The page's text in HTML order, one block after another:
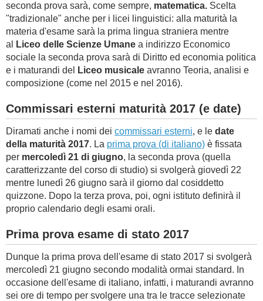
seconda prova sarà, come sempre, matematica. Scelta
"tradizionale" anche per i licei linguistici: alla maturità la
materia d'esame sarà la prima lingua straniera mentre
al
Liceo delle Scienze Umane a indirizzo Economico
sociale la seconda prova sarà di Diritto ed economia politica
e i maturandi del
Liceo musicale avranno Teoria, analisi e
composizione (come nel 2015 e nel 2016).
Commissari esterni maturità 2017 (e date)
Diramati anche i nomi dei commissari esterni, e le date
della maturità 2017. La prima prova (di italiano) è fissata
per mercoledì 21 di giugno, la seconda prova (quella
caratterizzante del corso di studio) si svolgerà giovedì 22
mentre lunedì 26 giugno sarà il giorno dal cosiddetto
quizzone. Dopo la terza prova, poi, ogni istituto definirà il
proprio calendario degli esami orali.
Prima prova esame di stato 2017
Dunque la prima prova dell'esame di stato 2017 si svolgerà
mercoledì 21 giugno secondo modalità ormai standard. In
occasione dell'esame di italiano, infatti, i maturandi avranno
sei ore di tempo per svolgere una tra le tracce selezionate